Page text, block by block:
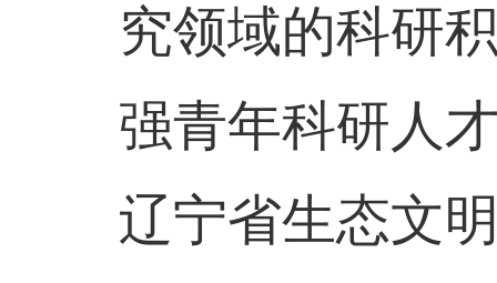
究领域的科研
强青年科研人
辽宁省生态文